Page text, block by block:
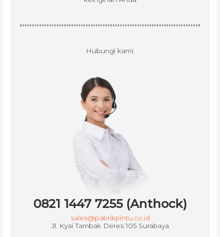
Hubungi kami:
0821 1447 7255 (Anthock)
sales@pabrikpintu.co.id
Jl. Kyai Tambak Deres 105 Surabaya